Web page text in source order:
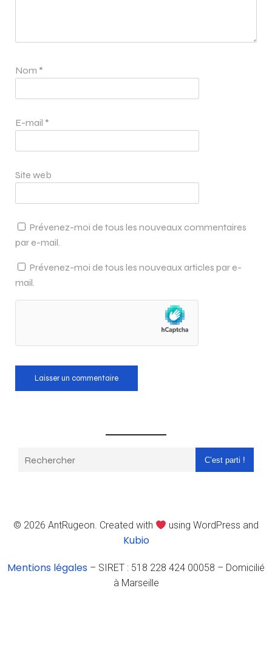
Nom *
E-mail *
Site web
Prévenez-moi de tous les nouveaux commentaires
par e-mail.
Prévenez-moi de tous les nouveaux articles par e-
mail.
C’est parti !
© 2026 AntRugeon. Created with using WordPress and
Kubio
Mentions légales – SIRET : 518 228 424 00058 – Domicilié
à Marseille